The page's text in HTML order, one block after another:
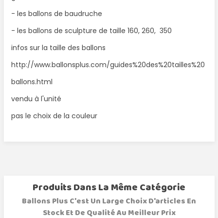
- les ballons de baudruche
- les ballons de sculpture de taille 160, 260, 350
infos sur la taille des ballons
http://www.ballonsplus.com/guides%20des%20tailles%20
ballons.html
vendu à l'unité
pas le choix de la couleur
Produits Dans La Même Catégorie
Ballons Plus C'est Un Large Choix D'articles En
Stock Et De Qualité Au Meilleur Prix